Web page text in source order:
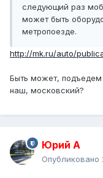
следующий раз
может быть
метропоезде.
http://mk.ru/auto/
Быть может, подъедем
наш, московский?
Юрий А
Опубликовано